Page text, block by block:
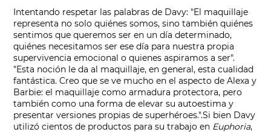
Intentando respetar las palabras de Davy: "El maquillaje
representa no solo quiénes somos, sino también quiénes
sentimos que queremos ser en un día determinado,
quiénes necesitamos ser ese día para nuestra propia
supervivencia emocional o quienes aspiramos a ser".
"Esta noción le da al maquillaje, en general, esta cualidad
fantástica. Creo que se ve mucho en el aspecto de Alexa y
Barbie: el maquillaje como armadura protectora, pero
también como una forma de elevar su autoestima y
presentar versiones propias de superhéroes.".Si bien Davy
utilizó cientos de productos para su trabajo en Euphoria,